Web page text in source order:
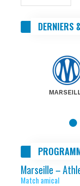
DERNIERS
Marseille –
Match amical